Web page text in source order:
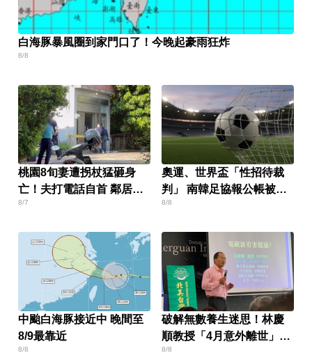
白海豚暴風圈到家門口了！今晚起豪雨狂炸
8/8
桃園8旬妻遭拐杖猛砸身
亡！夫打電話自首 鄰居曝
私下近況
8/7
奧運、世界盃「性招待裁
判」 南韓足協報公帳被抓
包
8/8
中颱白海豚接近中 晚間至
8/9最靠近
8/8
破解無數養生迷思！林慶
順教授「4月意外離世」女
兒悲痛證實
8/8